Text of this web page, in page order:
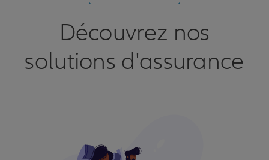
Découvrez nos
solutions d'assurance